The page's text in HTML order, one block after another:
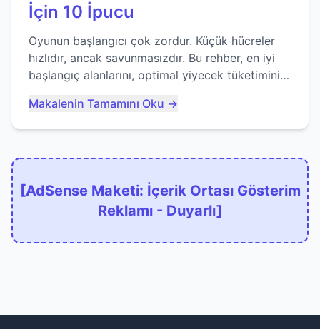
İçin 10 İpucu
Oyunun başlangıcı çok zordur. Küçük hücreler
hızlıdır, ancak savunmasızdır. Bu rehber, en iyi
başlangıç alanlarını, optimal yiyecek tüketimini
kaçınacağınızı anlatıyor...
Makalenin Tamamını Oku →
[AdSense Maketi: İçerik Ortası Gösterim
Reklamı - Duyarlı]